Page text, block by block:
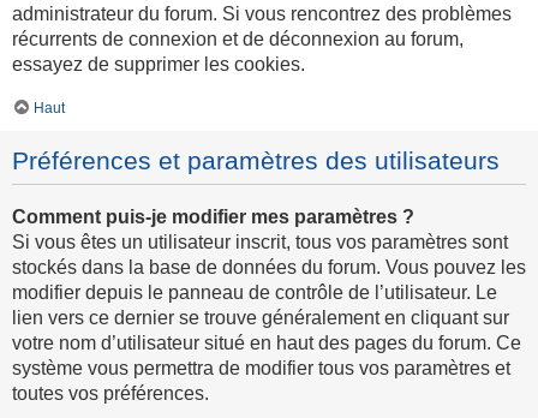
administrateur du forum. Si vous rencontrez des problèmes
récurrents de connexion et de déconnexion au forum,
essayez de supprimer les cookies.
Haut
Préférences et paramètres des utilisateurs
Comment puis-je modifier mes paramètres ?
Si vous êtes un utilisateur inscrit, tous vos paramètres sont
stockés dans la base de données du forum. Vous pouvez les
modifier depuis le panneau de contrôle de l’utilisateur. Le
lien vers ce dernier se trouve généralement en cliquant sur
votre nom d’utilisateur situé en haut des pages du forum. Ce
système vous permettra de modifier tous vos paramètres et
toutes vos préférences.